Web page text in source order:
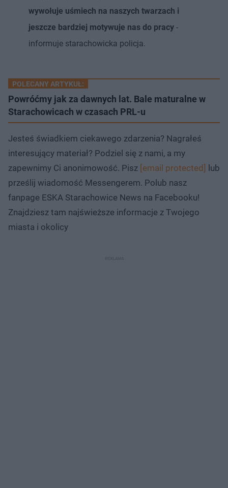
wywołuje uśmiech na naszych twarzach i
jeszcze bardziej motywuje nas do pracy -
informuje starachowicka policja.
POLECANY ARTYKUŁ:
Powróćmy jak za dawnych lat. Bale maturalne w
Starachowicach w czasach PRL-u
Jesteś świadkiem ciekawego zdarzenia? Nagrałeś
interesujący materiał? Podziel się z nami, a my
zapewnimy Ci anonimowość. Pisz [email protected] lub
prześlij wiadomość Messengerem. Polub nasz
fanpage ESKA Starachowice News na Facebooku!
Znajdziesz tam najświeższe informacje z Twojego
miasta i okolicy